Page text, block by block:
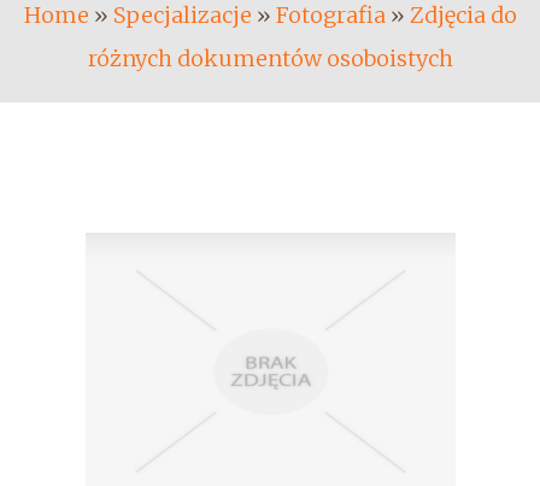
Home » Specjalizacje » Fotografia» Zdjęcia do
różnych dokumentów osoboistych